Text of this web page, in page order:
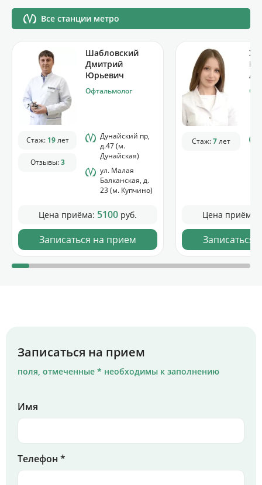
Все станции метро
Шабловский
Дмитрий
Юрьевич
Офтальмолог
Стаж: 19лет
Отзывы:3
Дунайский пр,
д.47 (м.
Дунайская)
ул. Малая
Балканская, д.
23 (м. Купчино)
Цена приёма: 5100 руб.
Записаться на прием
Стаж:7лет
Цена приёма:
Записаться
Записаться на прием
поля, отмеченные * необходимы к заполнению
Имя
Телефон *